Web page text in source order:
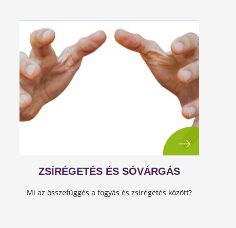
ZSÍRÉGETÉS ÉS SÓVÁRGÁS
Mi az összefüggés a fogyás és zsírégetés között?